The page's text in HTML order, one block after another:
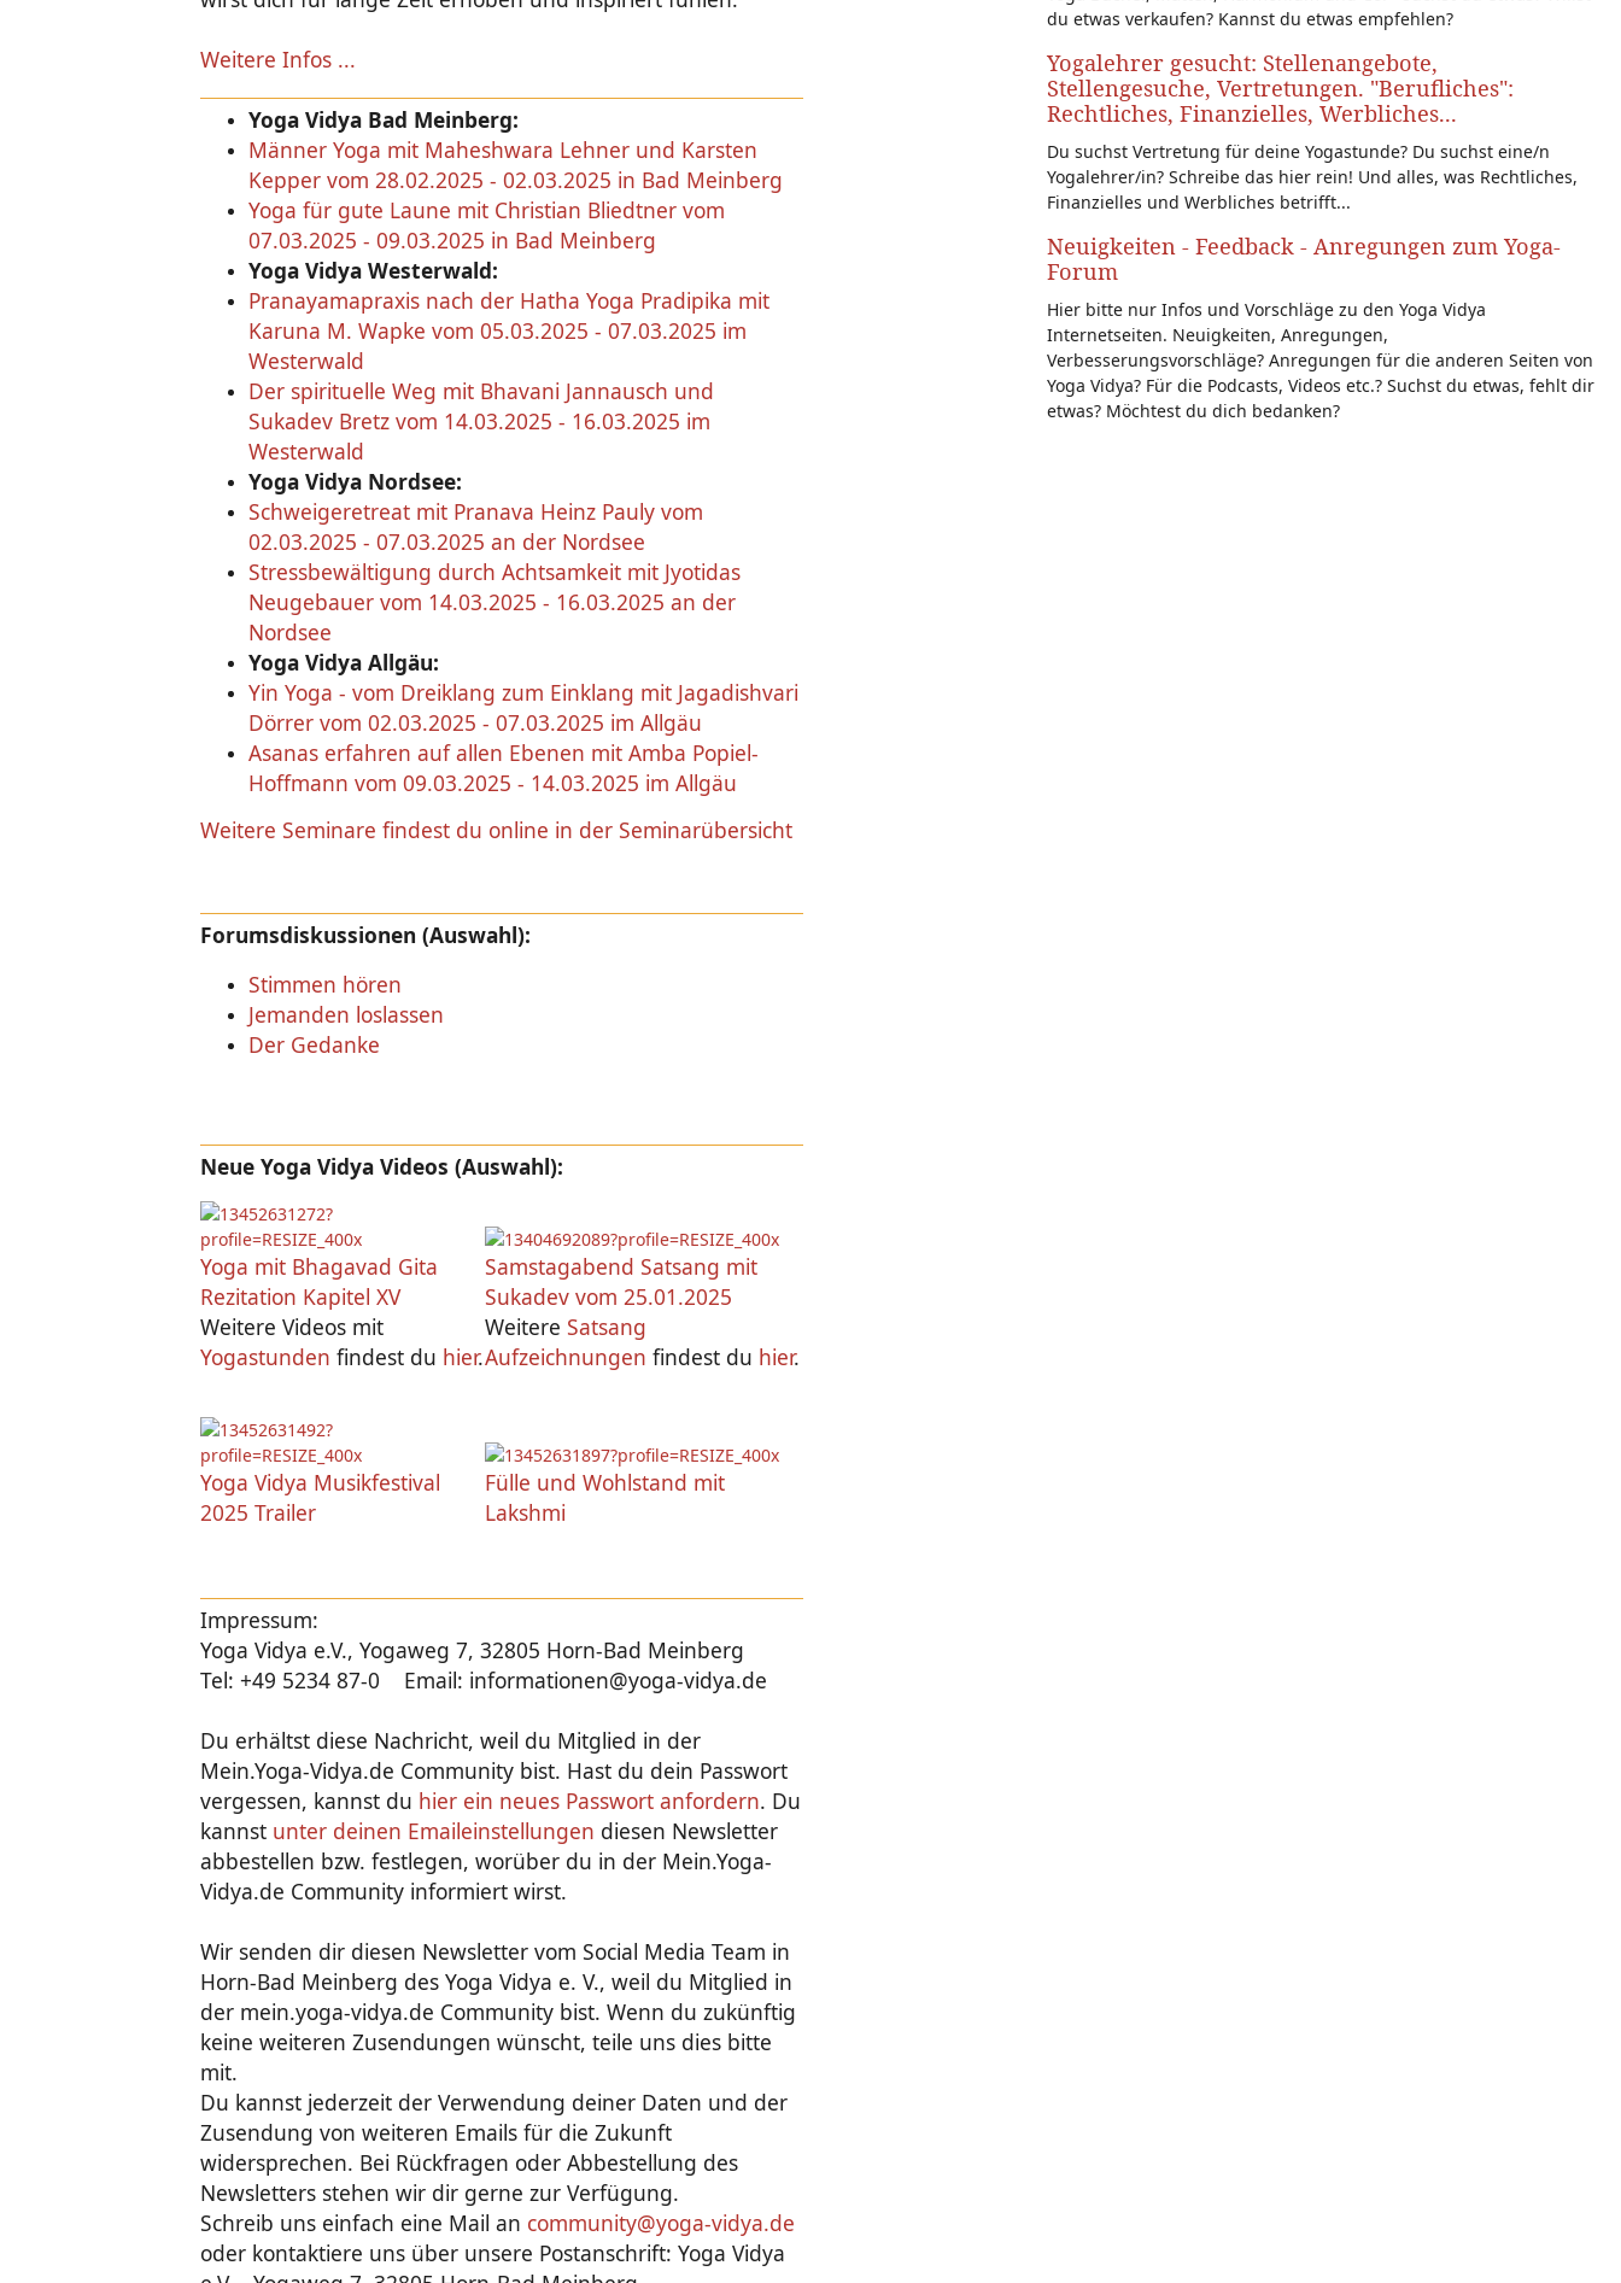
Weitere Infos ...
Yoga Vidya Bad Meinberg:
Männer Yoga mit Maheshwara Lehner und Karsten
Kepper vom 28.02.2025 - 02.03.2025 in Bad Meinberg
Yoga für gute Laune mit Christian Bliedtner vom
07.03.2025 - 09.03.2025 in Bad Meinberg
Yoga Vidya Westerwald:
Pranayamapraxis nach der Hatha Yoga Pradipika mit
Karuna M. Wapke vom 05.03.2025 - 07.03.2025 im
Westerwald
Der spirituelle Weg mit Bhavani Jannausch und
Sukadev Bretz vom 14.03.2025 - 16.03.2025 im
Westerwald
Yoga Vidya Nordsee:
Schweigeretreat mit Pranava Heinz Pauly vom
02.03.2025 - 07.03.2025 an der Nordsee
Stressbewältigung durch Achtsamkeit mit Jyotidas
Neugebauer vom 14.03.2025 - 16.03.2025 an der
Nordsee
Yoga Vidya Allgäu:
Yin Yoga - vom Dreiklang zum Einklang mit Jagadishvari
Dörrer vom 02.03.2025 - 07.03.2025 im Allgäu
Asanas erfahren auf allen Ebenen mit Amba Popiel-
Hoffmann vom 09.03.2025 - 14.03.2025 im Allgäu
Weitere Seminare findest du online in der Seminarübersicht
Forumsdiskussionen (Auswahl):
Stimmen hören
Jemanden loslassen
Der Gedanke
Neue Yoga Vidya Videos (Auswahl):
Yoga mit Bhagavad Gita
Rezitation Kapitel XV
Samstagabend Satsang mit
Sukadev vom 25.01.2025
Weitere Videos mit
Yogastunden findest du hier.
Weitere Satsang
Aufzeichnungen findest du hier.
Yoga Vidya Musikfestival
2025 Trailer
Fülle und Wohlstand mit
Lakshmi
Impressum:
Yoga Vidya e.V., Yogaweg 7, 32805 Horn-Bad Meinberg
Tel: +49 5234 87-0 Email: informationen@yoga-vidya.de
Du erhältst diese Nachricht, weil du Mitglied in der
Mein.Yoga-Vidya.de Community bist. Hast du dein Passwort
vergessen, kannst du hier ein neues Passwort anfordern. Du
kannst unter deinen Emaileinstellungen diesen Newsletter
abbestellen bzw. festlegen, worüber du in der Mein.Yoga-
Vidya.de Community informiert wirst.
Wir senden dir diesen Newsletter vom Social Media Team in
Horn-Bad Meinberg des Yoga Vidya e. V., weil du Mitglied in
der mein.yoga-vidya.de Community bist. Wenn du zukünftig
keine weiteren Zusendungen wünscht, teile uns dies bitte
mit.
Du kannst jederzeit der Verwendung deiner Daten und der
Zusendung von weiteren Emails für die Zukunft
widersprechen. Bei Rückfragen oder Abbestellung des
Newsletters stehen wir dir gerne zur Verfügung.
Schreib uns einfach eine Mail an community@yoga-vidya.de
oder kontaktiere uns über unsere Postanschrift: Yoga Vidya
du etwas verkaufen? Kannst du etwas empfehlen?
Yogalehrer gesucht: Stellenangebote,
Stellengesuche, Vertretungen. "Berufliches":
Rechtliches, Finanzielles, Werbliches...
Du suchst Vertretung für deine Yogastunde? Du suchst eine/n
Yogalehrer/in? Schreibe das hier rein! Und alles, was Rechtliches,
Finanzielles und Werbliches betrifft...
Neuigkeiten - Feedback - Anregungen zum Yoga-
Forum
Hier bitte nur Infos und Vorschläge zu den Yoga Vidya
Internetseiten. Neuigkeiten, Anregungen,
Verbesserungsvorschläge? Anregungen für die anderen Seiten von
Yoga Vidya? Für die Podcasts, Videos etc.? Suchst du etwas, fehlt dir
etwas? Möchtest du dich bedanken?